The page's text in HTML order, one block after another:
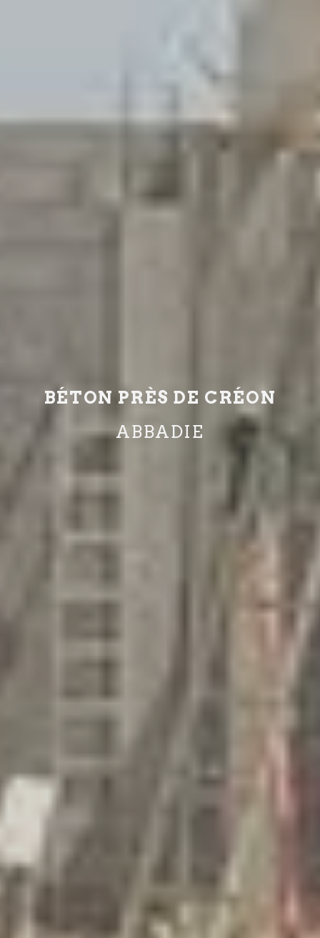
BÉTON PRÈS DE CRÉON
ABBADIE